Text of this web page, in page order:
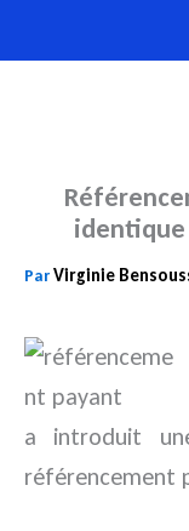
au
identique
ParVirginie
a introduit
référencement